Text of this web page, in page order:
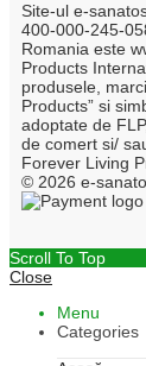
Site-ul e-
400-000-245-
Romania este
Products
produsele,
Products” si
adoptate de
de comert si/
Forever Living
© 2026 e-
Scroll To Top
Close
Menu
Categories